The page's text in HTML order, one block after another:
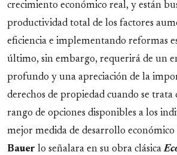
crecimiento económico real, y están
productividad total de los factores
eficiencia e implementando reformas
último, sin embargo, requerirá de un
profundo y una apreciación de la
derechos de propiedad cuando se trata
rango de opciones disponibles a los
mejor medida de desarrollo
Bauer lo señalara en su obra clásica